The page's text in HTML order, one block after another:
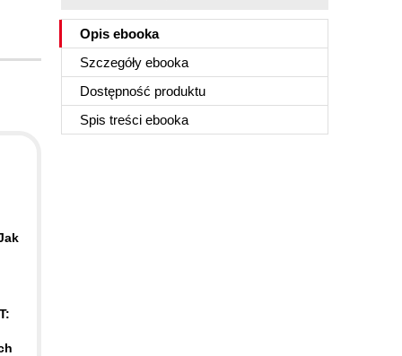
Opis ebooka
Szczegóły ebooka
Dostępność produktu
Spis treści ebooka